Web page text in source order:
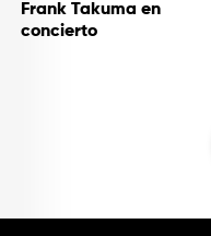
Frank Takuma en
concierto